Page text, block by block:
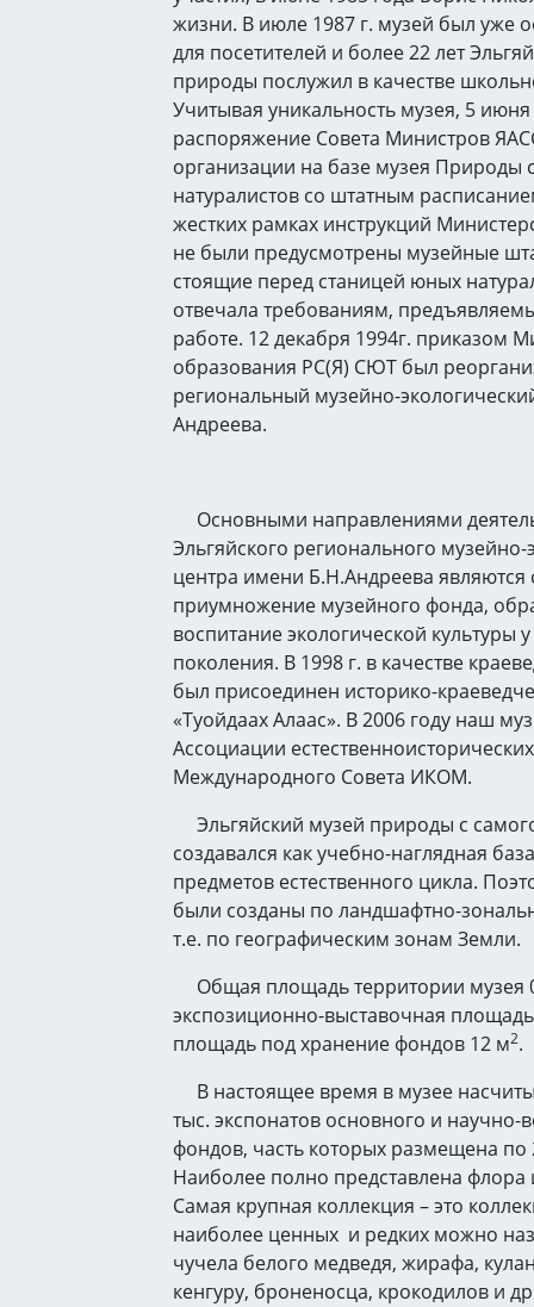
жизни. В июле 1987 г. музей был уже
для посетителей и более 22 лет
природы послужил в качестве
Учитывая уникальность музея, 5
распоряжение Совета Министров
организации на базе музея Природы
натуралистов со штатным
жестких рамках инструкций
не были предусмотрены музейные
стоящие перед станицей юных
отвечала требованиям,
работе. 12 декабря 1994г. приказом
образования РС(Я) СЮТ был
региональный музейно-
Андреева.
Основными направлениями
Эльгяйского регионального музейно-
центра имени Б.Н.Андреева являются
приумножение музейного фонда,
воспитание экологической культуры
поколения. В 1998 г. в качестве
был присоединен историко-
«Туойдаах Алаас». В 2006 году наш
Ассоциации
Международного Совета ИКОМ.
Эльгяйский музей природы с
создавался как учебно-наглядная
предметов естественного цикла.
были созданы по ландшафтно-
т.е. по географическим зонам Земли.
Общая площадь территории музея
экспозиционно-выставочная
площадь под хранение фондов 12 м2
В настоящее время в музее
тыс. экспонатов основного и научно-
фондов, часть которых размещена по
Наиболее полно представлена флора
Самая крупная коллекция – это
наиболее ценных и редких можно
чучела белого медведя, жирафа,
кенгуру, броненосца, крокодилов и